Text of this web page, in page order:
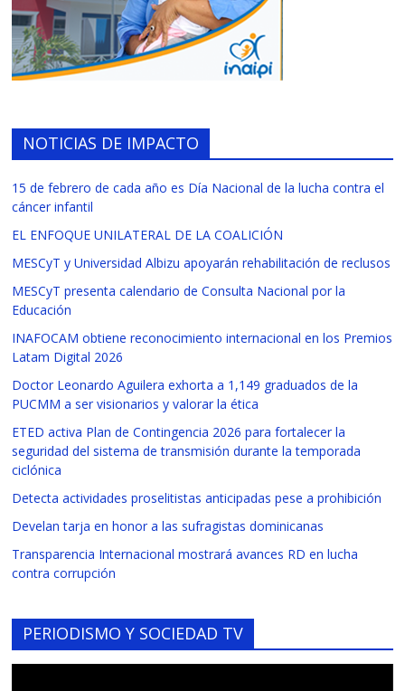
NOTICIAS DE IMPACTO
15 de febrero de cada año es Día Nacional de la lucha contra el
cáncer infantil
EL ENFOQUE UNILATERAL DE LA COALICIÓN
MESCyT y Universidad Albizu apoyarán rehabilitación de reclusos
MESCyT presenta calendario de Consulta Nacional por la
Educación
INAFOCAM obtiene reconocimiento internacional en los Premios
Latam Digital 2026
Doctor Leonardo Aguilera exhorta a 1,149 graduados de la
PUCMM a ser visionarios y valorar la ética
ETED activa Plan de Contingencia 2026 para fortalecer la
seguridad del sistema de transmisión durante la temporada
ciclónica
Detecta actividades proselitistas anticipadas pese a prohibición
Develan tarja en honor a las sufragistas dominicanas
Transparencia Internacional mostrará avances RD en lucha
contra corrupción
PERIODISMO Y SOCIEDAD TV